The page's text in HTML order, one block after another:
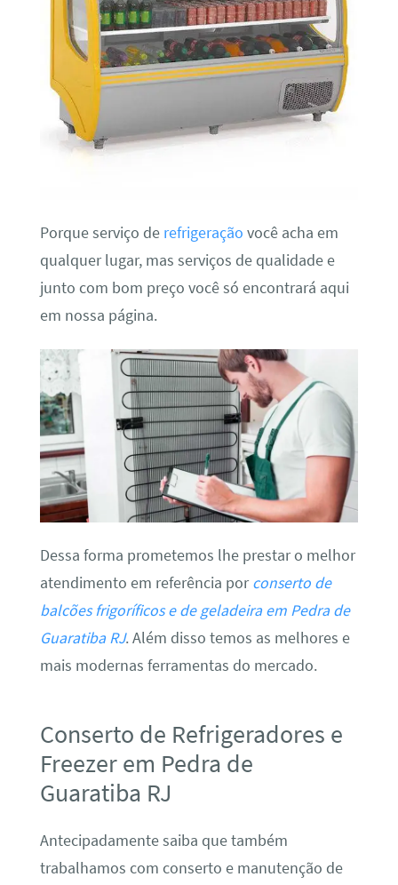
Porque serviço de refrigeração você acha em
qualquer lugar, mas serviços de qualidade e
junto com bom preço você só encontrará aqui
em nossa página.
Dessa forma prometemos lhe prestar o melhor
atendimento em referência porconserto de
balcões frigoríficos e de geladeira em Pedra de
Guaratiba RJ. Além disso temos as melhores e
mais modernas ferramentas do mercado.
Conserto de Refrigeradores e
Freezer em Pedra de
Guaratiba RJ
Antecipadamente saiba que também
trabalhamos com conserto e manutenção de